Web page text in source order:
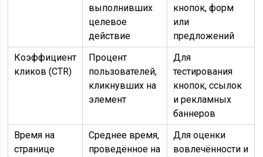
выполнивших
целевое
действие
кнопок, форм
или
предложений
Коэффициент
кликов (CTR)
Процент
пользователей,
кликнувших на
элемент
Для
тестирования
кнопок, ссылок
и рекламных
баннеров
Время на
странице
Среднее время,
проведённое на
Для оценки
вовлечённости и